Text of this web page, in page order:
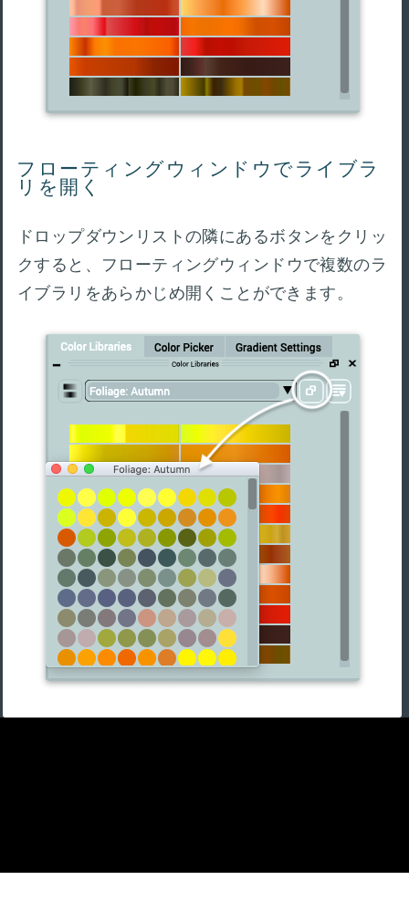
フローティングウィンドウでライブラ
リを開く
ドロップダウンリストの隣にあるボタンをクリッ
クすると、フローティングウィンドウで複数のラ
イブラリをあらかじめ開くことができます。